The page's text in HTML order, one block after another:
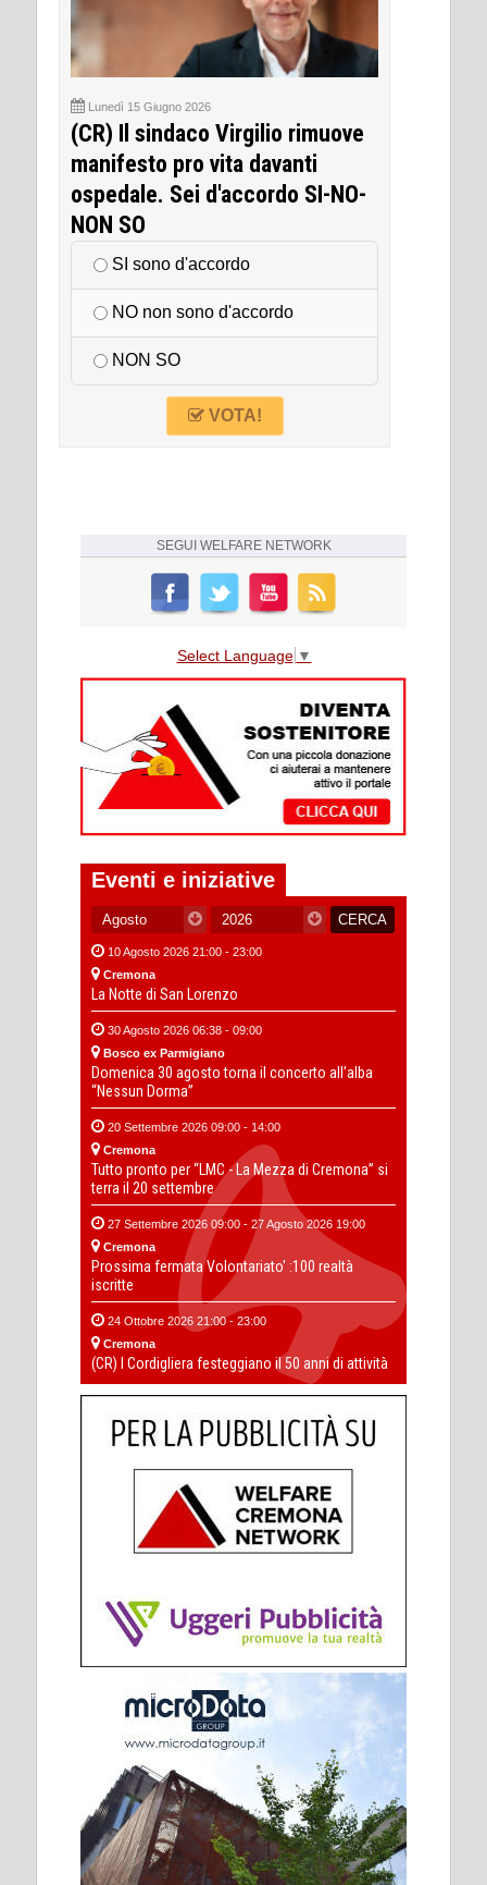
Lunedì 15 Giugno 2026
(CR) Il sindaco Virgilio rimuove
manifesto pro vita davanti
ospedale. Sei d'accordo SI-NO-
NON SO
SI sono d'accordo
NO non sono d'accordo
NON SO
VOTA!
SEGUI WELFARE NETWORK
Select Language ▼
Eventi e iniziative
10 Agosto 2026 21:00 - 23:00
Cremona
La Notte di San Lorenzo
30 Agosto 2026 06:38 - 09:00
Bosco ex Parmigiano
Domenica 30 agosto torna il concerto all’alba
“Nessun Dorma”
20 Settembre 2026 09:00 - 14:00
Cremona
Tutto pronto per “LMC - La Mezza di Cremona” si
terra il 20 settembre
27 Settembre 2026 09:00 - 27 Agosto 2026 19:00
Cremona
Prossima fermata Volontariato' :100 realtà
iscritte
24 Ottobre 2026 21:00 - 23:00
Cremona
(CR) I Cordigliera festeggiano il 50 anni di attività